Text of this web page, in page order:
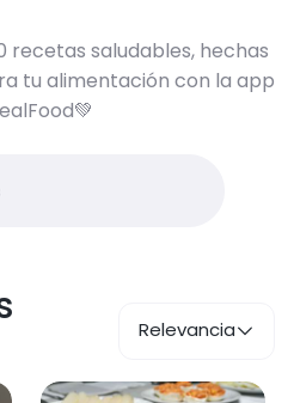
recetas saludables, hechas
tu alimentación con la app
Relevancia